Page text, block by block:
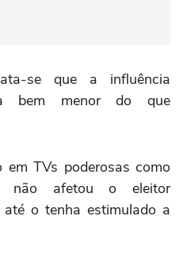
se que a influência
bem menor do que
TVs poderosas como
não afetou o eleitor
o tenha estimulado a